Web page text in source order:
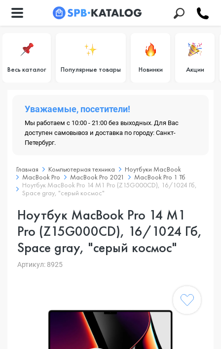
Весь каталог Популярные товары Новинки Акции
Уважаемые, посетители!
Мы работаем с 10:00 - 21:00 без выходных. Для Вас
доступен самовывоз и доставка по городу: Санкт-
Петербург.
Главная Компьютерная техника
Ноутбуки MacBook
MacBook Pro
MacBook Pro 2021
MacBook Pro 1 Тб
Ноутбук MacBook Pro 14 M1 Pro (Z15G000CD), 16/1024 Гб,
Space gray, "серый космос"
Ноутбук MacBook Pro 14 M1
Pro (Z15G000CD), 16/1024 Гб,
Space gray, "серый космос"
Артикул: 8925